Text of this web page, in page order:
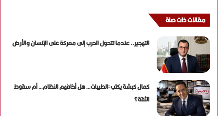
مقالات ذات صلة
التهجير.. عندما تتحول الحرب إلى معركة على الإنسان والأرض
كمال كبشة يكتب :الطيبات… هل أخافهم النظام… أم سقوط
الثقة؟